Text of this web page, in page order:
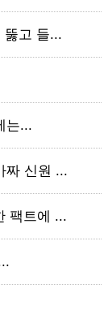
고 들...
는...
짜 신원 ...
팩트에 ...